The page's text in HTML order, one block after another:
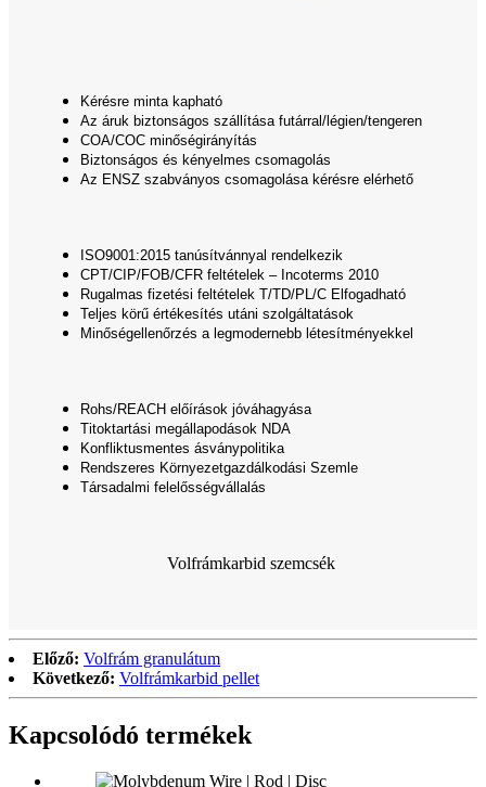
Kérésre minta kapható
Az áruk biztonságos szállítása futárral/légien/tengeren
COA/COC minőségirányítás
Biztonságos és kényelmes csomagolás
Az ENSZ szabványos csomagolása kérésre elérhető
ISO9001:2015 tanúsítvánnyal rendelkezik
CPT/CIP/FOB/CFR feltételek – Incoterms 2010
Rugalmas fizetési feltételek T/TD/PL/C Elfogadható
Teljes körű értékesítés utáni szolgáltatások
Minőségellenőrzés a legmodernebb létesítményekkel
Rohs/REACH előírások jóváhagyása
Titoktartási megállapodások NDA
Konfliktusmentes ásványpolitika
Rendszeres Környezetgazdálkodási Szemle
Társadalmi felelősségvállalás
Volfrámkarbid szemcsék
Előző: Volfrám granulátum
Következő: Volfrámkarbid pellet
Kapcsolódó termékek